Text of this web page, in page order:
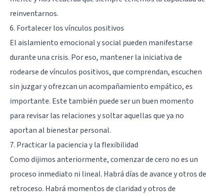
reinventarnos.
6. Fortalecer los vínculos positivos
El aislamiento emocional y social pueden manifestarse
durante una crisis. Por eso, mantener la iniciativa de
rodearse de vínculos positivos, que comprendan, escuchen
sin juzgar y ofrezcan un acompañamiento empático, es
importante. Este también puede ser un buen momento
para revisar las relaciones y soltar aquellas que ya no
aportan al bienestar personal.
7. Practicar la paciencia y la flexibilidad
Como dijimos anteriormente, comenzar de cero no es un
proceso inmediato ni lineal. Habrá días de avance y otros de
retroceso. Habrá momentos de claridad y otros de